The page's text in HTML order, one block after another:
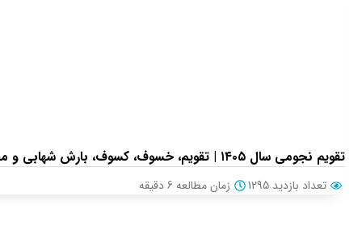
تقویم نجومی سال ۱۴۰۵ | تقویم، خسوف، کسوف، بارش شهابی و مقارنه‌های سیارات
تعداد بازدید 1295 زمان مطالعه 6دقیقه